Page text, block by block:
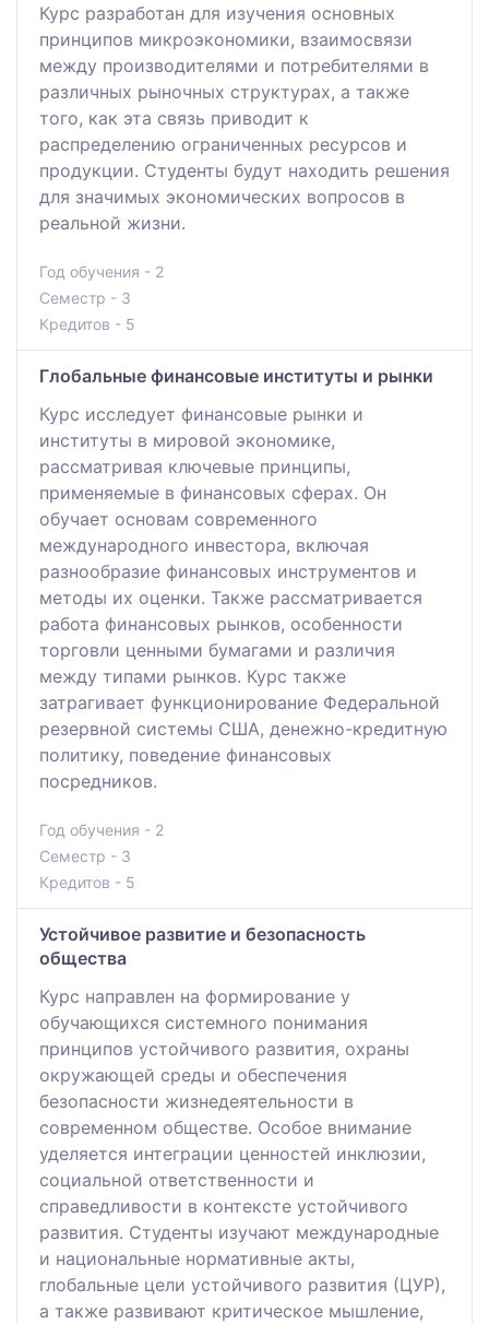
Курс разработан для изучения основных
принципов микроэкономики, взаимосвязи
между производителями и потребителями в
различных рыночных структурах, а также
того, как эта связь приводит к
распределению ограниченных ресурсов и
продукции. Студенты будут находить решения
для значимых экономических вопросов в
реальной жизни.
Год обучения - 2
Семестр - 3
Кредитов - 5
Глобальные финансовые институты и рынки
Курс исследует финансовые рынки и
институты в мировой экономике,
рассматривая ключевые принципы,
применяемые в финансовых сферах. Он
обучает основам современного
международного инвестора, включая
разнообразие финансовых инструментов и
методы их оценки. Также рассматривается
работа финансовых рынков, особенности
торговли ценными бумагами и различия
между типами рынков. Курс также
затрагивает функционирование Федеральной
резервной системы США, денежно-кредитную
политику, поведение финансовых
посредников.
Год обучения - 2
Семестр - 3
Кредитов - 5
Устойчивое развитие и безопасность
общества
Курс направлен на формирование у
обучающихся системного понимания
принципов устойчивого развития, охраны
окружающей среды и обеспечения
безопасности жизнедеятельности в
современном обществе. Особое внимание
уделяется интеграции ценностей инклюзии,
социальной ответственности и
справедливости в контексте устойчивого
развития. Студенты изучают международные
и национальные нормативные акты,
глобальные цели устойчивого развития (ЦУР),
а также развивают критическое мышление,